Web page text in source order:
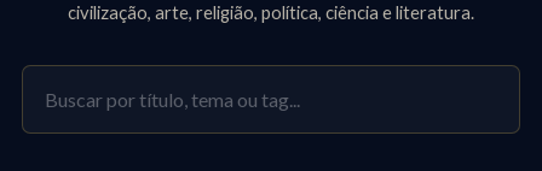
civilização, arte, religião, política, ciência e literatura.